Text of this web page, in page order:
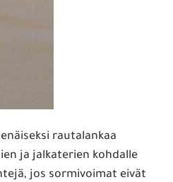
rautalankaa
ja jalkaterien kohdalle
jos sormivoimat eivät